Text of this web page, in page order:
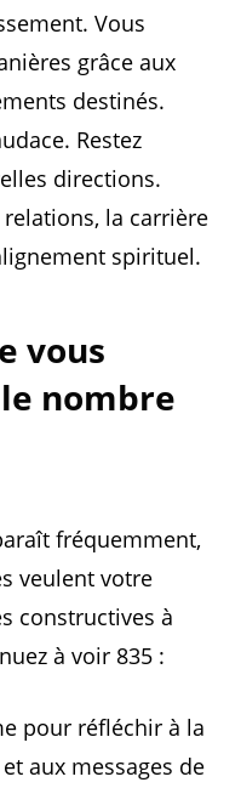
Vous
grâce aux
destinés.
Restez
directions.
relations, la carrière
spirituel.
vous
nombre
fréquemment,
veulent votre
constructives à
à voir 835 :
pour réfléchir à la
aux messages de